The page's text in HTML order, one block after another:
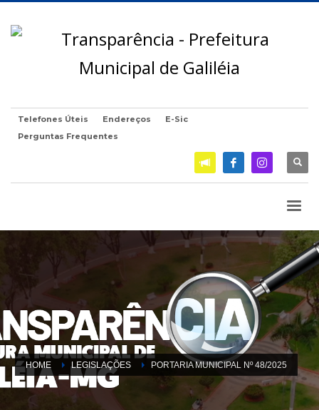
Telefones Úteis Endereços
E-Sic
Perguntas Frequentes
HOME LEGISLAÇÕES PORTARIA MUNICIPAL Nº 48/2025